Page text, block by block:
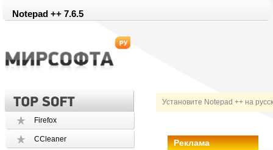
Notepad ++ 7.6.5
Установите Notepad ++ на
Firefox
CCleaner Реклама